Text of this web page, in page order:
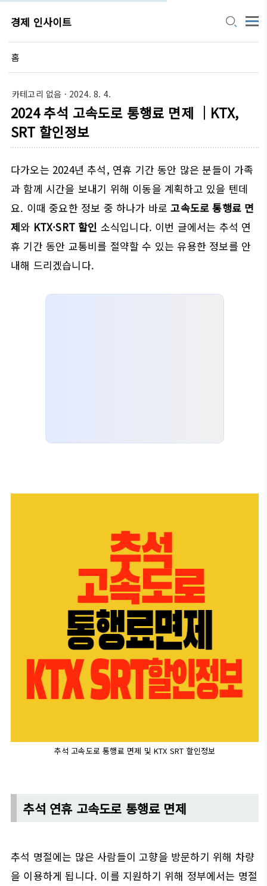
경제 인사이트
홈
카테고리 없음 · 2024. 8. 4.
2024 추석 고속도로 통행료 면제 ｜KTX,
SRT 할인정보
다가오는 2024년 추석, 연휴 기간 동안 많은 분들이 가족
과 함께 시간을 보내기 위해 이동을 계획하고 있을 텐데
요. 이때 중요한 정보 중 하나가 바로고속도로 통행료 면
제와 KTX·SRT 할인 소식입니다. 이번 글에서는 추석 연
휴 기간 동안 교통비를 절약할 수 있는 유용한 정보를 안
내해 드리겠습니다.
추석 고속도로 통행료 면제 및 KTX SRT 할인정보
추석 연휴 고속도로 통행료 면제
추석 명절에는 많은 사람들이 고향을 방문하기 위해 차량
을 이용하게 됩니다. 이를 지원하기 위해 정부에서는 명절